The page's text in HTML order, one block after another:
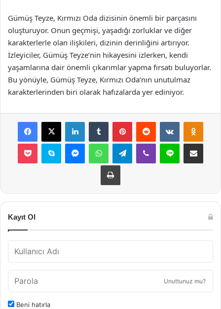
Gümüş Teyze, Kırmızı Oda dizisinin önemli bir parçasını
oluşturuyor. Onun geçmişi, yaşadığı zorluklar ve diğer
karakterlerle olan ilişkileri, dizinin derinliğini artırıyor.
İzleyiciler, Gümüş Teyze’nin hikayesini izlerken, kendi
yaşamlarına dair önemli çıkarımlar yapma fırsatı buluyorlar.
Bu yönüyle, Gümüş Teyze, Kırmızı Oda’nın unutulmaz
karakterlerinden biri olarak hafızalarda yer ediniyor.
Facebook
X LinkedInTumblr PinterestReddit VKontakte
Pocket Skype MessengerWhatsAppTelegramViber Line E-Posta ile
Yazdır
Kayıt Ol
Unuttunuz mu?
Beni hatırla